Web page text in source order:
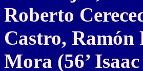
Roberto
Castro, Ramón
Mora (56’